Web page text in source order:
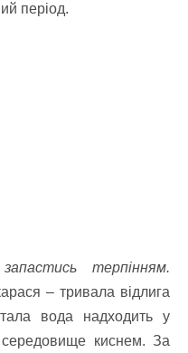
період.
терпінням.
‒ тривала відлига
вода надходить у
киснем. За